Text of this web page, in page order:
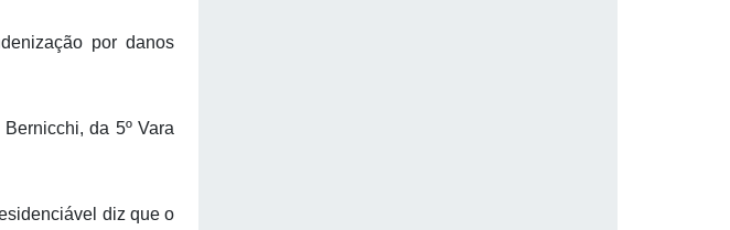
por danos
da 5º Vara
diz que o